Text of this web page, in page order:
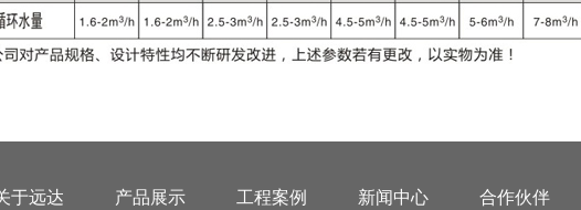
于远达 产品展示 工程案例 新闻中心 合作伙伴